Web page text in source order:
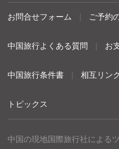
お問合せフォーム ご予約
中国旅行よくある質問 お
中国旅行条件書 相互リンク
トピックス
中国の現地国際旅行社による